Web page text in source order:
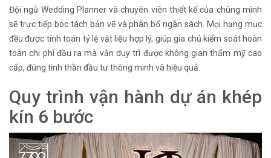
Đội ngũ Wedding Planner và chuyên viên thiết kế của chúng mình
sẽ trực tiếp bóc tách bản vẽ và phân bổ ngân sách. Mọi hạng mục
đều được tính toán tỷ lệ vật liệu hợp lý, giúp gia chủ kiểm soát hoàn
toàn chi phí đầu ra mà vẫn duy trì được không gian thẩm mỹ cao
cấp, đúng tinh thần đầu tư thông minh và hiệu quả.
Quy trình vận hành dự án khép
kín 6 bước